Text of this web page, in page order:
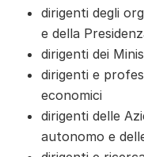
dirigenti degli
e della
dirigenti dei
dirigenti e
economici
dirigenti delle
autonomo e